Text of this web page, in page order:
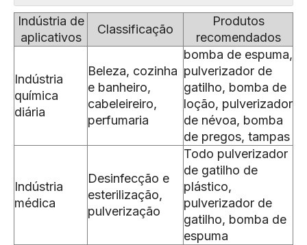
Indústria de
aplicativos
Classificação
Produtos
recomendados
Indústria
química
diária
Beleza, cozinha
e banheiro,
cabeleireiro,
perfumaria
bomba de espuma,
pulverizador de
gatilho, bomba de
loção, pulverizador
de névoa, bomba
de pregos, tampas
Indústria
médica
Desinfecção e
esterilização,
pulverização
Todo pulverizador
de gatilho de
plástico,
pulverizador de
gatilho, bomba de
espuma